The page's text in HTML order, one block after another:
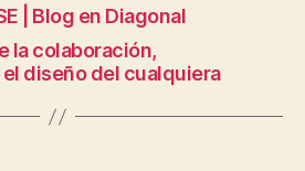
| Blog en Diagonal
la colaboración,
diseño del cualquiera